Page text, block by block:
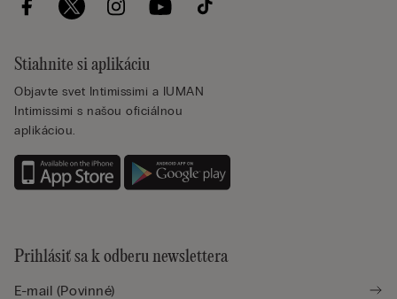
Stiahnite si aplikáciu
Objavte svet Intimissimi a IUMAN
Intimissimi s našou oficiálnou
aplikáciou.
Prihlásiť sa k odberu newslettera